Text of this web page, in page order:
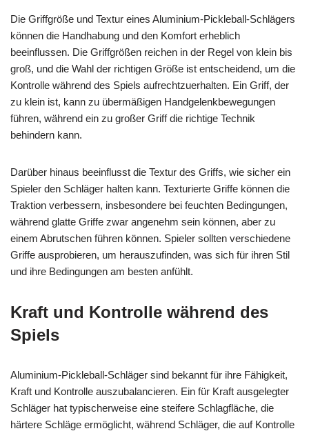
Die Griffgröße und Textur eines Aluminium-Pickleball-Schlägers
können die Handhabung und den Komfort erheblich
beeinflussen. Die Griffgrößen reichen in der Regel von klein bis
groß, und die Wahl der richtigen Größe ist entscheidend, um die
Kontrolle während des Spiels aufrechtzuerhalten. Ein Griff, der
zu klein ist, kann zu übermäßigen Handgelenkbewegungen
führen, während ein zu großer Griff die richtige Technik
behindern kann.
Darüber hinaus beeinflusst die Textur des Griffs, wie sicher ein
Spieler den Schläger halten kann. Texturierte Griffe können die
Traktion verbessern, insbesondere bei feuchten Bedingungen,
während glatte Griffe zwar angenehm sein können, aber zu
einem Abrutschen führen können. Spieler sollten verschiedene
Griffe ausprobieren, um herauszufinden, was sich für ihren Stil
und ihre Bedingungen am besten anfühlt.
Kraft und Kontrolle während des
Spiels
Aluminium-Pickleball-Schläger sind bekannt für ihre Fähigkeit,
Kraft und Kontrolle auszubalancieren. Ein für Kraft ausgelegter
Schläger hat typischerweise eine steifere Schlagfläche, die
härtere Schläge ermöglicht, während Schläger, die auf Kontrolle